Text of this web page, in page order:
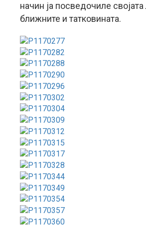
начин ја посведочиле
ближните и татковината.